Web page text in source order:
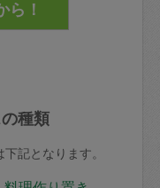
種類
記となります。